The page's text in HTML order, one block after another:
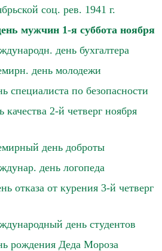
соц. рев. 1941 г.
мужчин 1-я суббота ноября
день бухгалтера
день молодежи
специалиста по безопасности
2-й четверг ноября
день доброты
день логопеда
отказа от курения 3-й четверг
день студентов
рождения Деда Мороза